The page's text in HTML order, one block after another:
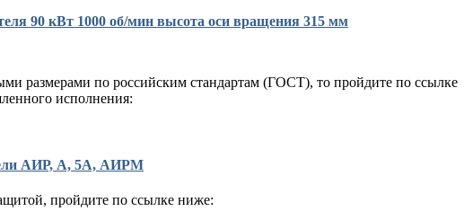
90 кВт 1000 об/мин высота оси вращения 315 мм
размерами по российским стандартам (ГОСТ), то пройдите по ссылке
исполнения:
АИР, А, 5А, АИРМ
пройдите по ссылке ниже: